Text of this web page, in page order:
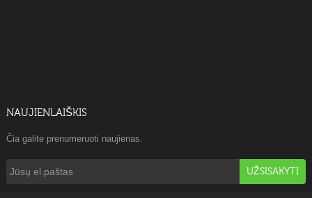
NAUJIENLAIŠKIS
Čia galite prenumeruoti naujienas.
UŽSISAKYTI